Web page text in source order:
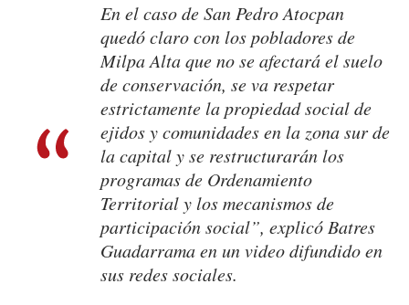
En el caso de San Pedro Atocpan
quedó claro con los pobladores de
Milpa Alta que no se afectará el suelo
de conservación, se va respetar
estrictamente la propiedad social de
ejidos y comunidades en la zona sur de
la capital y se restructurarán los
programas de Ordenamiento
Territorial y los mecanismos de
participación social”, explicó Batres
Guadarrama en un video difundido en
sus redes sociales.